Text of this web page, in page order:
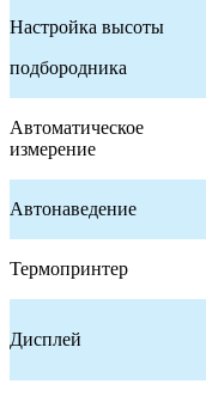
Настройка высоты
подбородника
Автоматическое
измерение
Автонаведение
Термопринтер
Дисплей